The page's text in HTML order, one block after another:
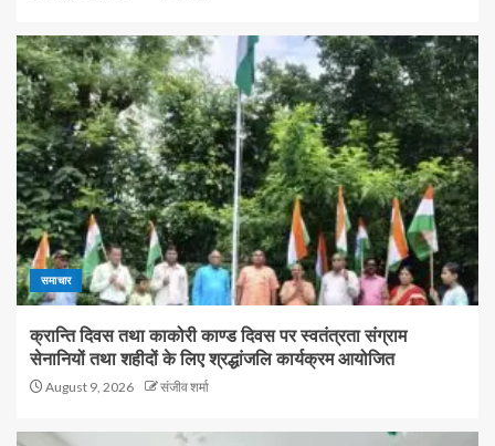
समाचार
क्रान्ति दिवस तथा काकोरी काण्ड दिवस पर स्वतंत्रता संग्राम
सेनानियों तथा शहीदों के लिए श्रद्धांजलि कार्यक्रम आयोजित
August 9, 2026 संजीव शर्मा